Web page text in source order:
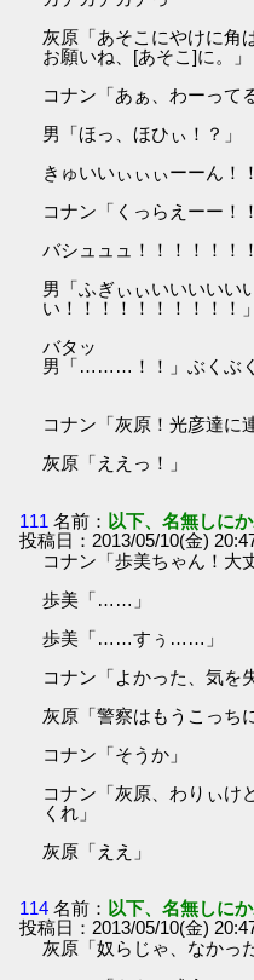
灰原「あそこにやけに角
お願いね、[あそこ]に。」
コナン「あぁ、わーって
男「ほっ、ほひぃ！？」
きゅいいぃぃぃーーん！
コナン「くっらえーー！
バシュュュ！！！！！！！
男「ふぎぃぃいいいいい
い！！！！！！！！！！」
バタッ
男「………！！」ぶくぶ
コナン「灰原！光彦達に
灰原「ええっ！」
111 名前： 以下、名無しに
投稿日：2013/05/10(金)
コナン「歩美ちゃん！大
歩美「……」
歩美「……すぅ……」
コナン「よかった、気
灰原「警察はもうこっち
コナン「そうか」
コナン「灰原、わりぃけ
くれ」
灰原「ええ」
114 名前： 以下、名無しに
投稿日：2013/05/10(金)
灰原「奴らじゃ、なかっ